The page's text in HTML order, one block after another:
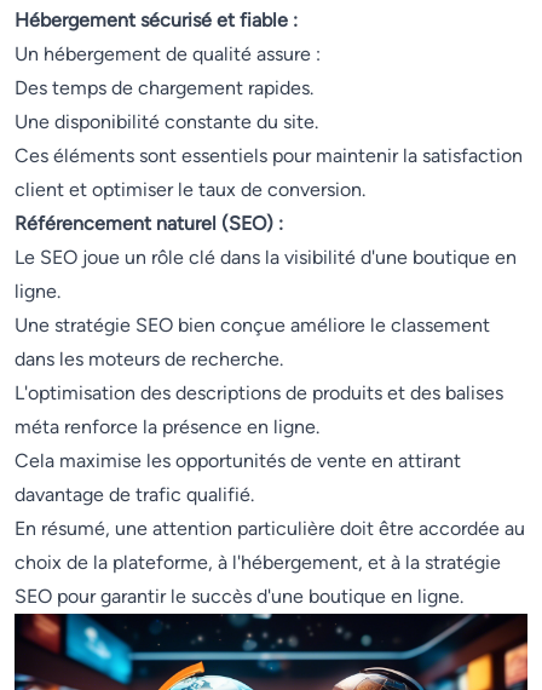
Hébergement sécurisé et fiable :
Un hébergement de qualité assure :
Des temps de chargement rapides.
Une disponibilité constante du site.
Ces éléments sont essentiels pour maintenir la satisfaction
client et optimiser le taux de conversion.
Référencement naturel (SEO) :
Le SEO joue un rôle clé dans la visibilité d'une boutique en
ligne.
Une stratégie SEO bien conçue améliore le classement
dans les moteurs de recherche.
L'optimisation des descriptions de produits et des balises
méta renforce la présence en ligne.
Cela maximise les opportunités de vente en attirant
davantage de trafic qualifié.
En résumé, une attention particulière doit être accordée au
choix de la plateforme, à l'hébergement, et à la stratégie
SEO pour garantir le succès d'une boutique en ligne.